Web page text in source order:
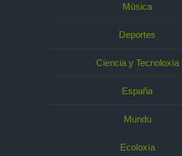
Música
Deportes
Ciencia y Tecnoloxía
España
Mundu
Ecoloxía